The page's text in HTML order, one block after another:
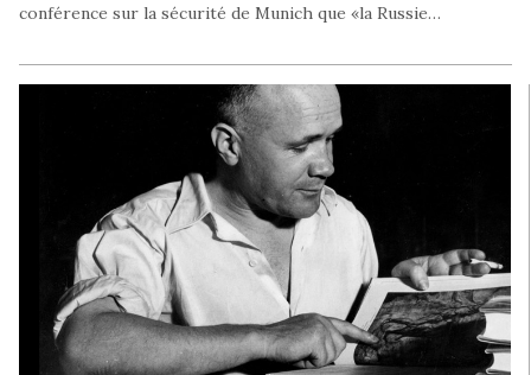
conférence sur la sécurité de Munich que «la Russie…